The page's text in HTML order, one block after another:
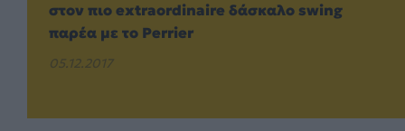
στον πιο extraordinaire δάσκαλο swing
παρέα με το Perrier
05.12.2017